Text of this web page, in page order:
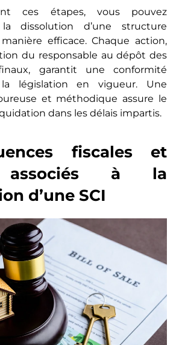
ces étapes, vous pouvez
dissolution d’une structure
efficace. Chaque action,
du responsable au dépôt des
garantit une conformité
législation en vigueur. Une
et méthodique assure le
dans les délais impartis.
fiscales et
associés à la
d’une SCI